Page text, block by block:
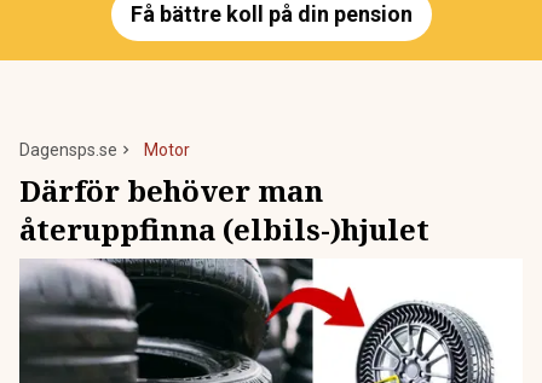
Få bättre koll på din pension
Dagensps.se Motor
Därför behöver man
återuppfinna (elbils-)hjulet